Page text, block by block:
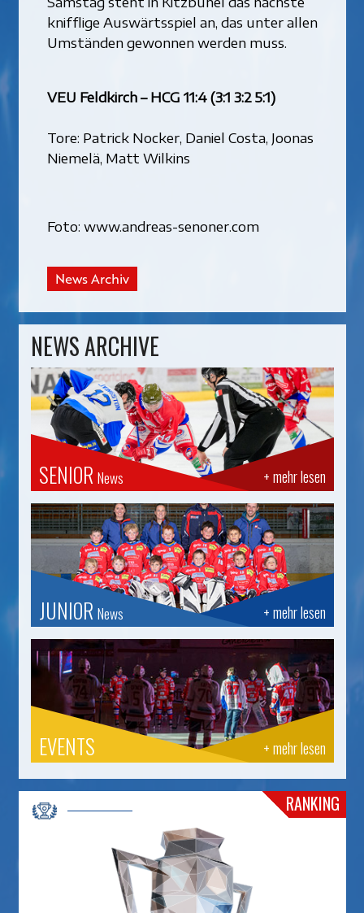
knifflige Auswärtsspiel an, das unter allen
Umständen gewonnen werden muss.
VEU Feldkirch – HCG 11:4 (3:1 3:2 5:1)
Tore: Patrick Nocker, Daniel Costa, Joonas
Niemelä, Matt Wilkins
Foto: www.andreas-senoner.com
News Archiv
NEWS ARCHIVE
+ mehr lesen
SENIOR News
+ mehr lesen
JUNIOR News
+ mehr lesen
EVENTS
RANKING